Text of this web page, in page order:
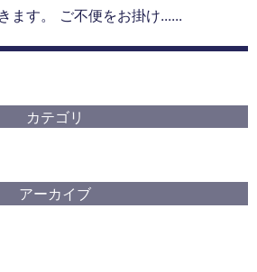
ます。 ご不便をお掛け......
カテゴリ
アーカイブ